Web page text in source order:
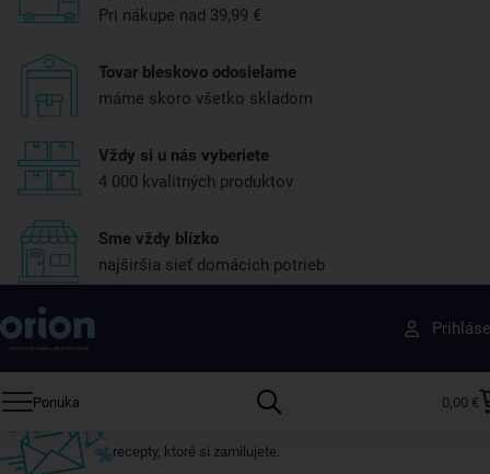
Pri nákupe nad 39,99 €
Tovar bleskovo odosielame
máme skoro všetko skladom
Vždy si u nás vyberiete
4 000 kvalitných produktov
Sme vždy blízko
najširšia sieť domácich potrieb
Ponuka 0,00 €
Získajte rady, recepty a tipy na zľavy skôr ako
ktokoľvek iný
Prihláste sa k odberu nášho newslettera.
recepty, ktoré si zamilujete.